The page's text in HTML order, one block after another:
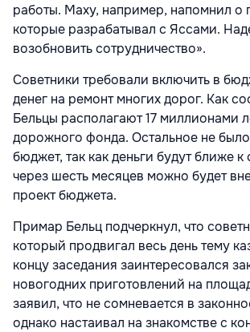
работы. Маху, например, напомнил о
которые разрабатывал с Яссами.
возобновить сотрудничество».
Советники требовали включить в
денег на ремонт многих дорог. Как
Бельцы располагают 17 миллионами
дорожного фонда. Остальное не
бюджет, так как деньги будут ближе к
через шесть месяцев можно будет
проект бюджета.
Примар Бельц подчеркнул, что
который продвигал весь день тему
концу заседания заинтересовался
новогодних приготовлений на
заявил, что не сомневается в
однако настаивал на знакомстве с